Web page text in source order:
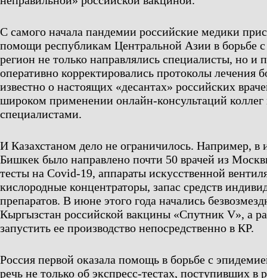
С самого начала пандемии российские медики
помощи республикам Центральной Азии в борьбе
регион не только направлялись специалисты, но и
оперативно корректировались протоколы лечения
известно о настоящих «десантах» российских
широком применении онлайн-консультаций
специалистами.
И Казахстаном дело не ограничилось. Например, в
Бишкек было направлено почти 50 врачей из
тесты на Covid-19, аппараты искусственной
кислородные концентраторы, запас средств
препаратов. В июне этого года начались
Кыргызстан российской вакцины «Спутник V», а
запустить ее производство непосредственно в КР.
Россия первой оказала помощь в борьбе с
речь не только об экспресс-тестах, поступивших в